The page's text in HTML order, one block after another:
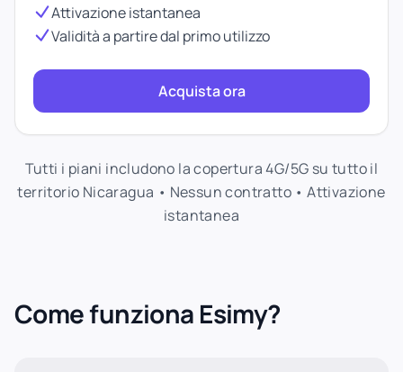
Attivazione istantanea
Validità a partire dal primo utilizzo
Acquista ora
Tutti i piani includono la copertura 4G/5G su tutto il
territorio Nicaragua • Nessun contratto • Attivazione
istantanea
Come funziona Esimy?